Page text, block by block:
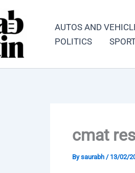
AUTOS AND
POLITICS
cmat
Bysaurabh / 13/02/